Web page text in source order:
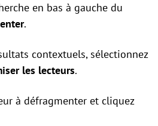
en bas à gauche du
.
contextuels, sélectionnez
les lecteurs.
à défragmenter et cliquez